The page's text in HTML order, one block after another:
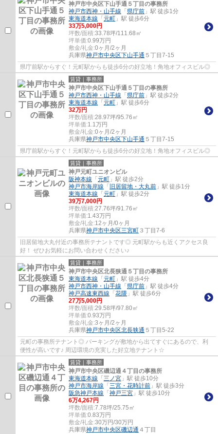
神戸市中央区下山手通５丁目の事務所
神戸市西神・山手線 「 県庁前 」駅 徒歩1分
東海道本線 「 元町 」駅 徒歩6分
33万5,000円
坪数/面積:33.78坪/111.68㎡
坪単価:0.99万円
敷金/礼金:0ヶ月/2ヶ月
兵庫県神戸市中央区下山手通 ５丁目7-15
県庁前駅からすぐ！元町駅からも徒歩6分の好立地！角地オフィスビル◎
賃貸｜事務所
神戸市中央区下山手通５丁目の事務所
神戸市西神・山手線 「 県庁前 」駅 徒歩2分
東海道本線 「 元町 」駅 徒歩6分
32万円
坪数/面積:28.97坪/95.76㎡
坪単価:1.1万円
敷金/礼金:0ヶ月/2ヶ月
兵庫県神戸市中央区下山手通 ５丁目7-15
県庁前駅からすぐ！元町駅からも徒歩6分の好立地！角地オフィスビル◎
賃貸｜事務所
神戸元町ユニオンビル
阪神本線 「 元町 」駅 徒歩2分
神戸市海岸線 「 旧居留地・大丸前 」駅 徒歩1分
東海道本線 「 元町 」駅 徒歩2分
39万7,000円
坪数/面積:27.76坪/91.76㎡
坪単価:1.43万円
敷金/礼金:12ヶ月/0ヶ月
兵庫県神戸市中央区三宮町 ３丁目7-6
旧居留地大丸付近の事務所テナントです◎ 元町駅からも近くアクセス良
好！ ぜひお気軽にお問い合わせください♪
賃貸｜事務所
神戸市中央区北長狭通５丁目の事務所
東海道本線 「 元町 」駅 徒歩4分
神戸市西神・山手線 「 県庁前 」駅 徒歩4分
神戸高速東西線 「 花隈 」駅 徒歩6分
27万5,000円
坪数/面積:29.58坪/97.80㎡
坪単価:0.93万円
敷金/礼金:3ヶ月/2ヶ月
兵庫県神戸市中央区北長狭通 ５丁目5-22
元町の事務所テナント◎ パーキングが敷地から出てすぐにあるので、利
便性が高いです♪ 周辺環境の充実した好立地テナント☆
賃貸｜事務所
神戸市中央区磯辺通４丁目の事務所
東海道本線 「 三ノ宮 」駅 徒歩10分
神戸市海岸線 「 三宮・花時計前 」駅 徒歩3分
阪急神戸本線 「 神戸三宮 」駅 徒歩10分
6万4,267円
坪数/面積:7.78坪/25.75㎡
坪単価:0.83万円
敷金/礼金:30万円/30万円
兵庫県神戸市中央区磯辺通 ４丁目